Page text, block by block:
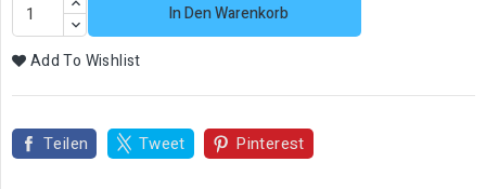
In Den Warenkorb
Add To Wishlist
Teilen Tweet Pinterest